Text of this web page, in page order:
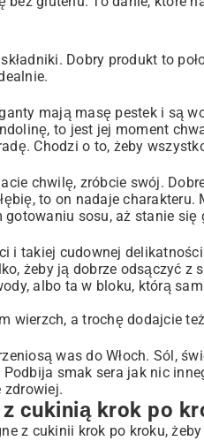
Dobry produkt to
mają masę pestek i są
to jest jej moment
Chodzi o to, żeby
chwilę, zróbcie swój.
to on nadaje charakteru.
sosu, aż stanie się
i takiej cudownej
żeby ją dobrze odsączyć z
albo ta w bloku, którą
wierzch, a trochę dodajcie
was do Włoch. Sól,
smak sera jak nic
zdrowiej.
z cukinią krok po
z cukinii krok po kroku, żeby